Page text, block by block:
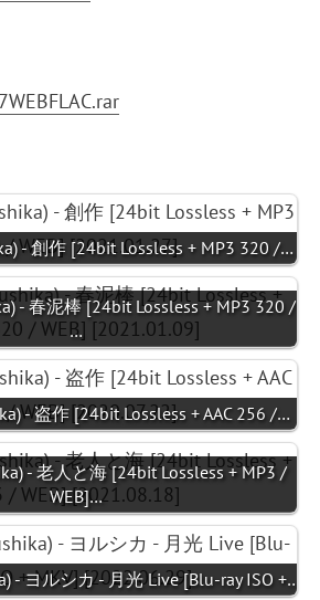
- 創作 [24bit Lossless + MP3 320 /…
- 春泥棒 [24bit Lossless + MP3 320 /
…
- 盗作 [24bit Lossless + AAC 256 /…
- 老人と海 [24bit Lossless + MP3 /
WEB]…
- ヨルシカ - 月光 Live [Blu-ray ISO +…